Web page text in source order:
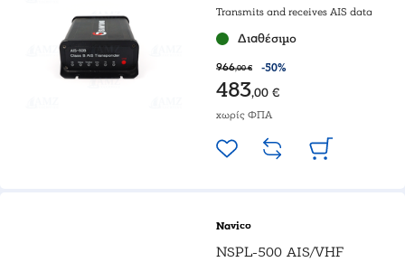
Transmits and receives AIS data
Διαθέσιμο
966,00 € -50%
483,00 €
χωρίς ΦΠΑ
Navico
NSPL-500 AIS/VHF